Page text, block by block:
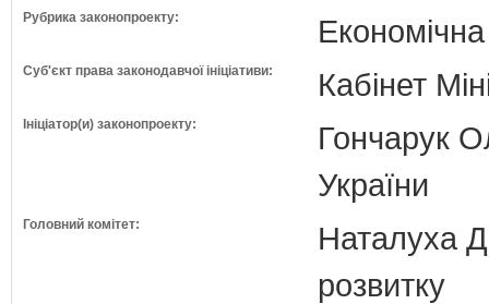
Рубрика законопроекту:
Суб'єкт права законодавчої ініціативи: Кабінет
Ініціатор(и) законопроекту:
Гончарук
України
Головний комітет:
Наталуха
розвитку